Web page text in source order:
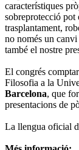
característiques
sobreprotecció pot
trasplantament,
no només un
també el nostre
El congrés
Filosofia a la
Barcelona, que
presentacions de
La llengua oficial